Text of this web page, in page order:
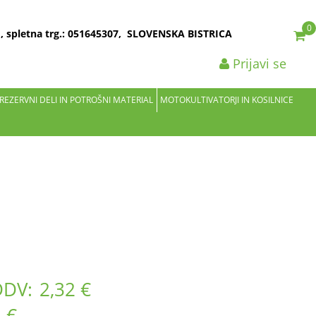
trg.: 051645307, SLOVENSKA BISTRICA 0
Prijavi se
DELI IN POTROŠNI MATERIAL MOTOKULTIVATORJI IN KOSILNICE
2,32 €